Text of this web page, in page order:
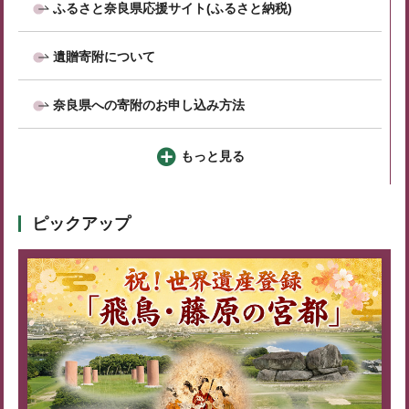
ふるさと奈良県応援サイト(ふるさと納税)
遺贈寄附について
奈良県への寄附のお申し込み方法
もっと見る
ピックアップ